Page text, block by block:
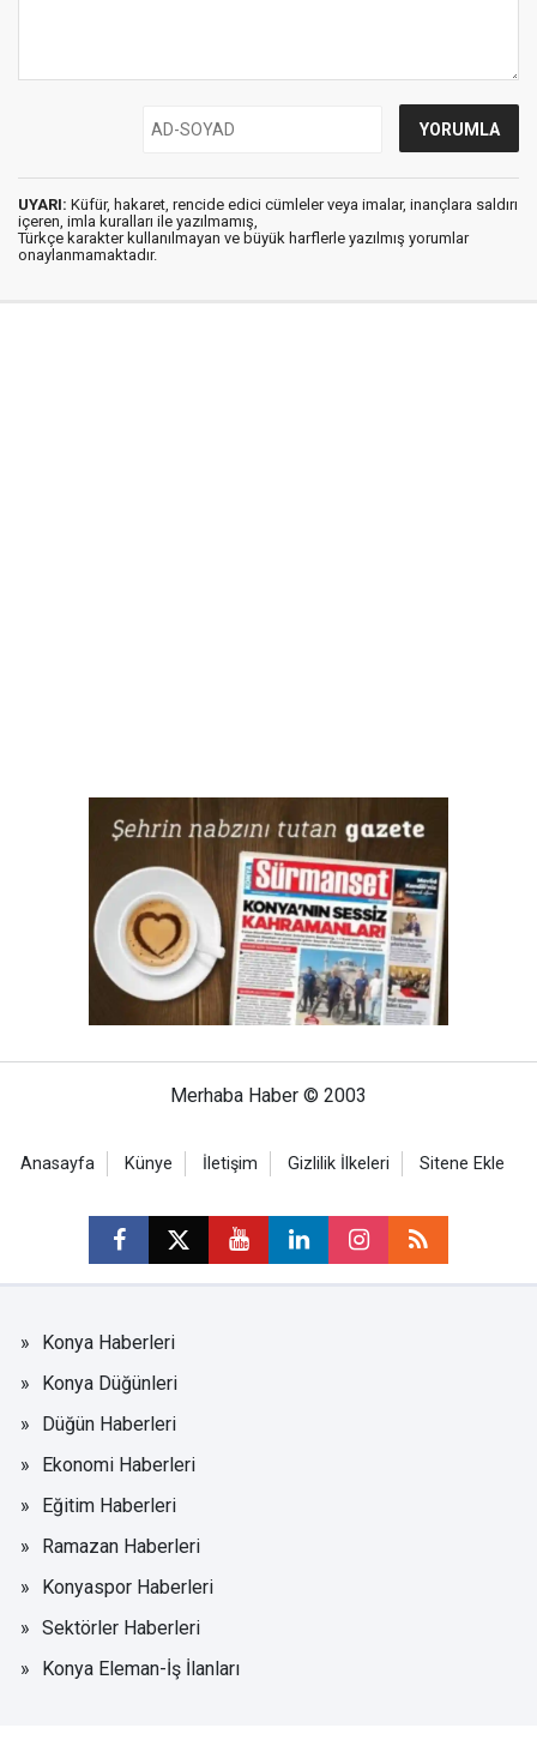
UYARI: Küfür, hakaret, rencide edici cümleler veya imalar, inançlara saldırı
içeren, imla kuralları ile yazılmamış,
Türkçe karakter kullanılmayan ve büyük harflerle yazılmış yorumlar
onaylanmamaktadır.
Merhaba Haber © 2003
Anasayfa Künye İletişim Gizlilik İlkeleri Sitene Ekle
Konya Haberleri
Konya Düğünleri
Düğün Haberleri
Ekonomi Haberleri
Eğitim Haberleri
Ramazan Haberleri
Konyaspor Haberleri
Sektörler Haberleri
Konya Eleman-İş İlanları